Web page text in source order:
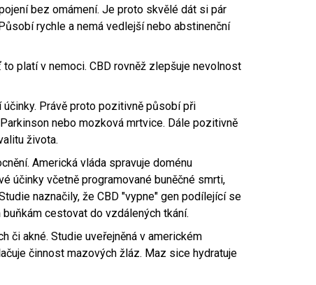
bez omámení. Je proto skvělé dát si pár
rychle a nemá vedlejší nebo abstinenční
platí v nemoci. CBD rovněž zlepšuje nevolnost
Právě proto pozitivně působí při
nebo mozková mrtvice. Dále pozitivně
života.
Americká vláda spravuje doménu
účinky včetně programované buněčné smrti,
naznačily, že CBD "vypne" gen podílející se
cestovat do vzdálených tkání.
či akné. Studie uveřejněná v americkém
činnost mazových žláz. Maz sice hydratuje